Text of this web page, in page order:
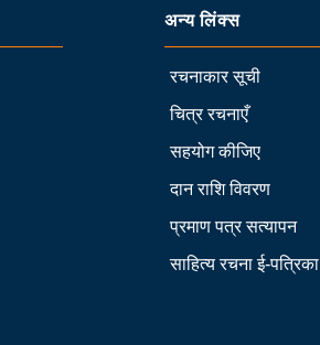
अन्य लिंक्स
रचनाकार सूची
चित्र रचनाएँ
सहयोग कीजिए
दान राशि विवरण
प्रमाण पत्र सत्यापन
साहित्य रचना ई-पत्रिका